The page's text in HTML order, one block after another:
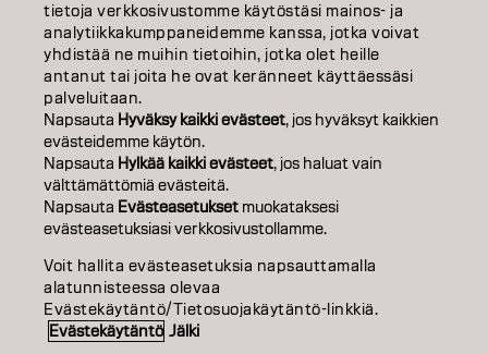
SALON FINDER
RYHDY KUMPPANIKSI
OTA YHTEYTTÄ
JulkaisijaTietosuojakäytäntö
Accessibility
FI | Finnish
tietoja verkkosivustomme käytöstäsi mainos- ja
analytiikkakumppaneidemme kanssa, jotka voivat
yhdistää ne muihin tietoihin, jotka olet heille
antanut tai joita he ovat keränneet käyttäessäsi
palveluitaan.
Napsauta Hyväksy kaikki evästeet, jos hyväksyt kaikkien
evästeidemme käytön.
Napsauta Hylkää kaikki evästeet, jos haluat vain
välttämättömiä evästeitä.
Napsauta Evästeasetukset muokataksesi
evästeasetuksiasi verkkosivustollamme.
Voit hallita evästeasetuksia napsauttamalla
alatunnisteessa olevaa
Evästekäytäntö/Tietosuojakäytäntö-linkkiä.
Evästekäytäntö Jälki